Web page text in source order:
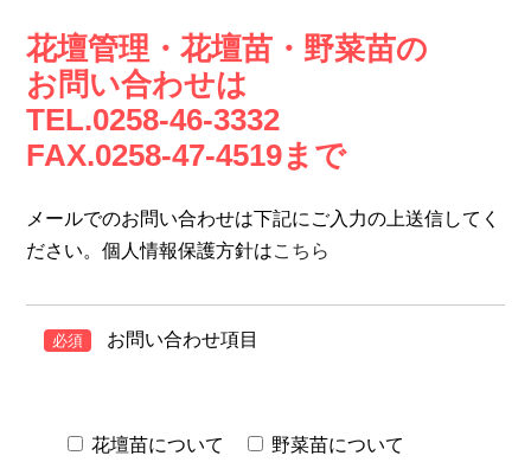
花壇管理・花壇苗・野菜苗の
お問い合わせは
TEL.0258-46-3332
FAX.0258-47-4519まで
メールでのお問い合わせは下記にご入力の上送信してく
ださい。個人情報保護方針はこちら
必須 お問い合わせ項目
花壇苗について
野菜苗について